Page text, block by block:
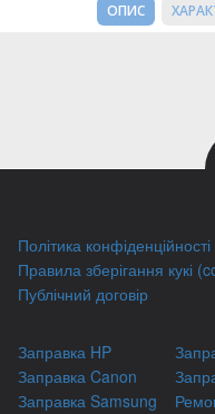
ОПИС
Політика конфіденційності
Правила зберігання кукі
Публічний договір
Заправка HP
Заправка Canon
Заправка Samsung